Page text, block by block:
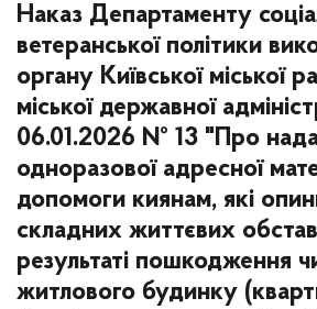
Наказ Департаменту
ветеранської політики
органу Київської міської
міської державної
06.01.2026 № 13 "Про
одноразової адресної
допомоги киянам, які
складних життєвих
результаті пошкодження
житлового будинку